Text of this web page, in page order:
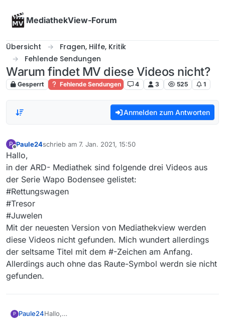
MediathekView-Forum
Übersicht
Fragen, Hilfe, Kritik
Fehlende Sendungen
Warum findet MV diese Videos nicht?
Gesperrt Fehlende Sendungen 4 3 525 1
Anmelden zum Antworten
P
Offline
Paule24schrieb am 7. Jan. 2021, 15:50
zuletzt editiert von
Hallo,
in der ARD- Mediathek sind folgende drei Videos aus
der Serie Wapo Bodensee gelistet:
#Rettungswagen
#Tresor
#Juwelen
Mit der neuesten Version von Mediathekview werden
diese Videos nicht gefunden. Mich wundert allerdings
der seltsame Titel mit dem #-Zeichen am Anfang.
Allerdings auch ohne das Raute-Symbol werdn sie nicht
gefunden.
P Paule24Hallo,